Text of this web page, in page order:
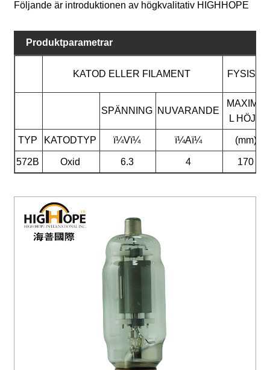
Följande är introduktionen av högkvalitativ HIGHHOPE
Produktparametrar
KATOD ELLER FILAMENT FYSISK
SPÄNNING NUVARANDE
MAXIMA
L HÖJD
TYP KATODTYP ï¼Vï¼ ï¼Aï¼ (mm)
572B Oxid 6.3 4 170